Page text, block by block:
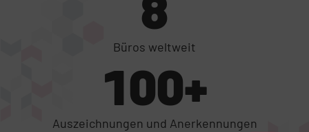
Büros weltweit
100+
Auszeichnungen und Anerkennungen